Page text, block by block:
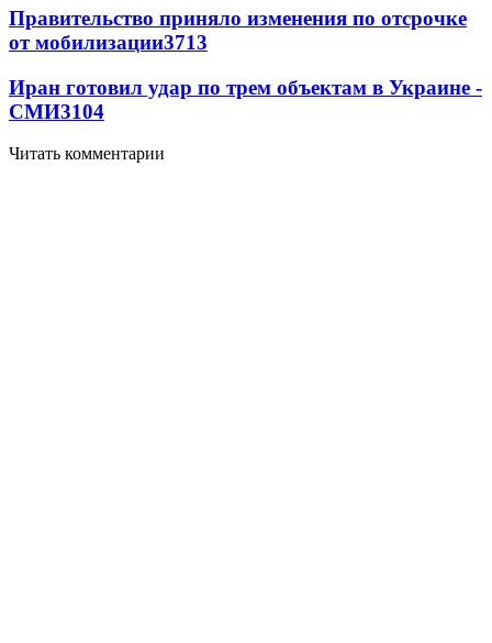
Правительство приняло изменения по отсрочке
от мобилизации3713
Иран готовил удар по трем объектам в Украине -
СМИ3104
Читать комментарии